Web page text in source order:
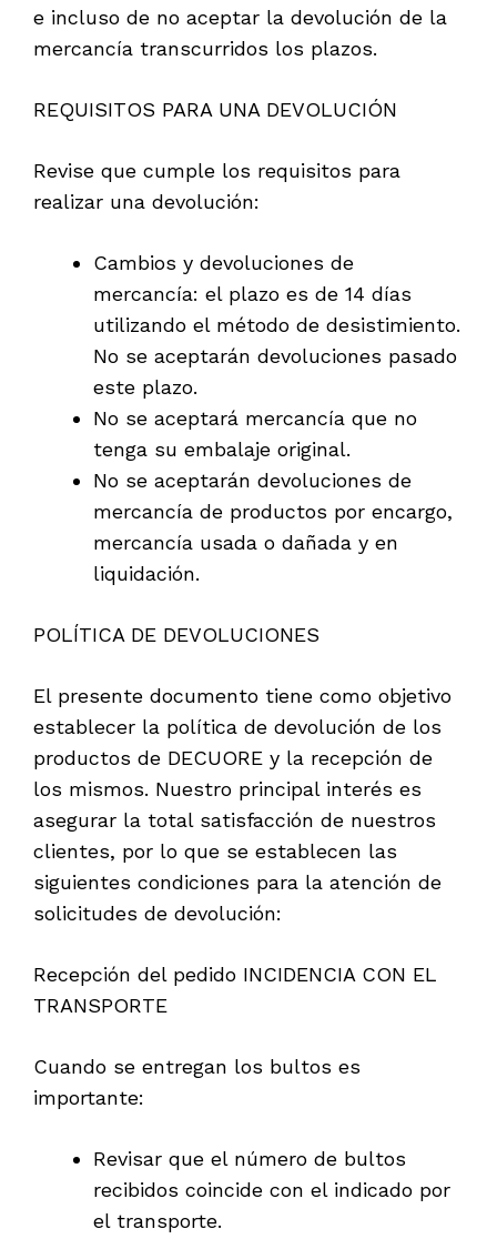
e incluso de no aceptar la devolución de la
mercancía transcurridos los plazos.
REQUISITOS PARA UNA DEVOLUCIÓN
Revise que cumple los requisitos para
realizar una devolución:
Cambios y devoluciones de
mercancía: el plazo es de 14 días
utilizando el método de desistimiento.
No se aceptarán devoluciones pasado
este plazo.
No se aceptará mercancía que no
tenga su embalaje original.
No se aceptarán devoluciones de
mercancía de productos por encargo,
mercancía usada o dañada y en
liquidación.
POLÍTICA DE DEVOLUCIONES
El presente documento tiene como objetivo
establecer la política de devolución de los
productos de DECUORE y la recepción de
los mismos. Nuestro principal interés es
asegurar la total satisfacción de nuestros
clientes, por lo que se establecen las
siguientes condiciones para la atención de
solicitudes de devolución:
Recepción del pedido INCIDENCIA CON EL
TRANSPORTE
Cuando se entregan los bultos es
importante:
Revisar que el número de bultos
recibidos coincide con el indicado por
el transporte.